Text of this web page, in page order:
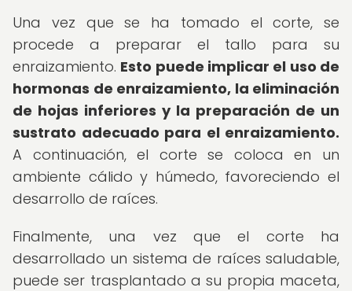
Una vez que se ha tomado el corte, se
procede a preparar el tallo para su
enraizamiento. Esto puede implicar el uso de
hormonas de enraizamiento, la eliminación
de hojas inferiores y la preparación de un
sustrato adecuado para el enraizamiento.
A continuación, el corte se coloca en un
ambiente cálido y húmedo, favoreciendo el
desarrollo de raíces.
Finalmente, una vez que el corte ha
desarrollado un sistema de raíces saludable,
puede ser trasplantado a su propia maceta,